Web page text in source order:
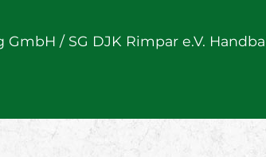
GmbH / SG DJK Rimpar e.V.